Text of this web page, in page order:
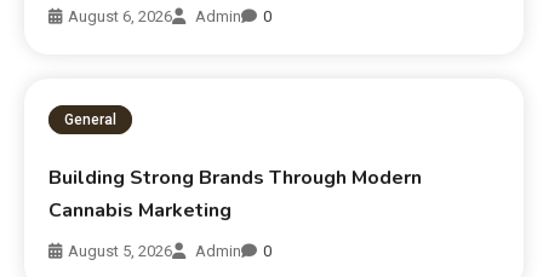
August 6, 2026 Admin 0
General
Building Strong Brands Through Modern
Cannabis Marketing
August 5, 2026 Admin 0